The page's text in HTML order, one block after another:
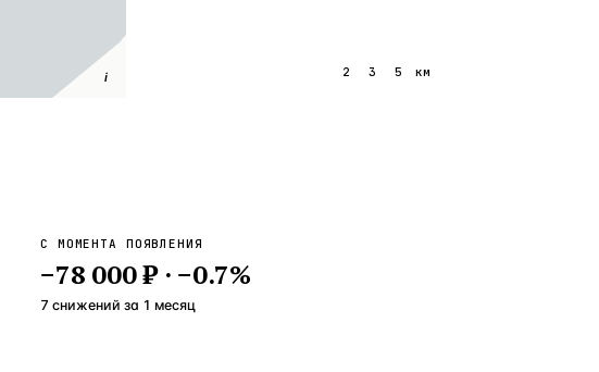
i 2 3 5 км
С МОМЕНТА ПОЯВЛЕНИЯ
−78 000 ₺· −0.7%
7 снижений за 1 месяц